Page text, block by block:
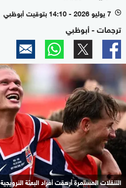
l 7 يوليو 2026 - 14:10 بتوقيت أبوظبي
ترجمات - أبوظبي
التنقلات المستمرة أرهقت أفراد البعثة النرويجية